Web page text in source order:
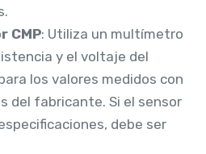
CMP: Utiliza un multímetro
y el voltaje del
los valores medidos con
del fabricante. Si el sensor
debe ser